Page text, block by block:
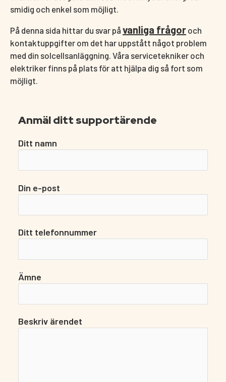
smidig och enkel som möjligt.
På denna sida hittar du svar på vanliga frågor och
kontaktuppgifter om det har uppstått något problem
med din solcellsanläggning. Våra servicetekniker och
elektriker finns på plats för att hjälpa dig så fort som
möjligt.
Anmäl ditt supportärende
Ditt namn
Din e-post
Ditt telefonnummer
Ämne
Beskriv ärendet